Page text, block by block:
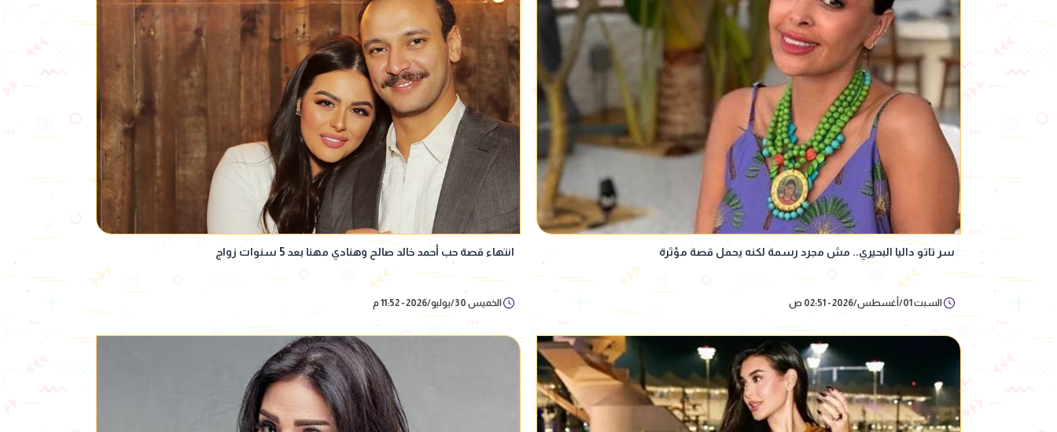
سر تاتو داليا البحيري.. مش مجرد رسمة لكنه يحمل قصة مؤثرة
السبت 01/أغسطس/2026 - 02:51 ص
انتهاء قصة حب أحمد خالد صالح وهنادي مهنا بعد 5 سنوات زواج
الخميس 30/يوليو/2026 - 11:52 م